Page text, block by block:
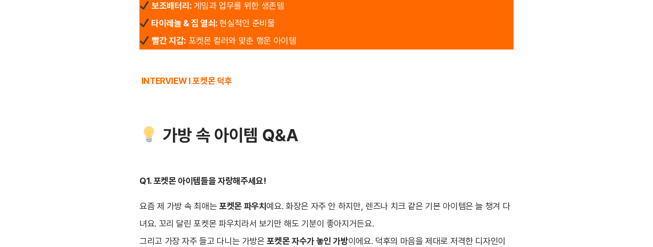
보조배터리: 게임과 업무를 위한 생존템
타이레놀 & 집 열쇠: 현실적인 준비물
빨간 지갑: 포켓몬 컬러와 맞춘 행운 아이템
INTERVIEW l 포켓몬 덕후
가방 속 아이템 Q&A
Q1. 포켓몬 아이템들을 자랑해주세요!
요즘 제 가방 속 최애는 포켓몬 파우치 예요. 화장은 자주 안 하지만, 렌즈나 치크 같은 기본 아이템은 늘 챙겨 다
녀요. 꼬리 달린 포켓몬 파우치라서 보기만 해도 기분이 좋아지거든요.
그리고 가장 자주 들고 다니는 가방은포켓몬 자수가 놓인 가방이에요. 덕후의 마음을 제대로 저격한 디자인이